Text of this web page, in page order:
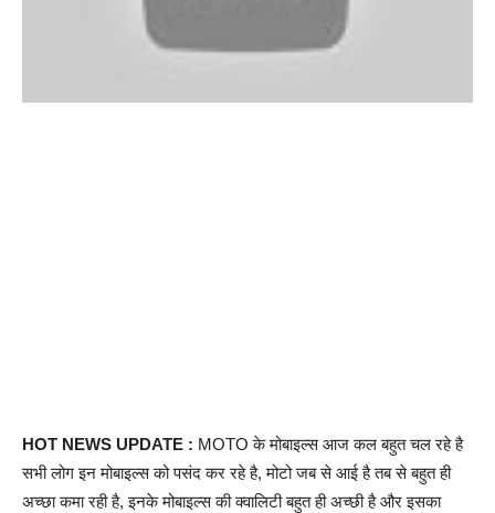
HOT NEWS UPDATE : MOTO के मोबाइल्स आज कल बहुत चल रहे है
सभी लोग इन मोबाइल्स को पसंद कर रहे है, मोटो जब से आई है तब से बहुत ही
अच्छा कमा रही है, इनके मोबाइल्स की क्वालिटी बहुत ही अच्छी है और इसका